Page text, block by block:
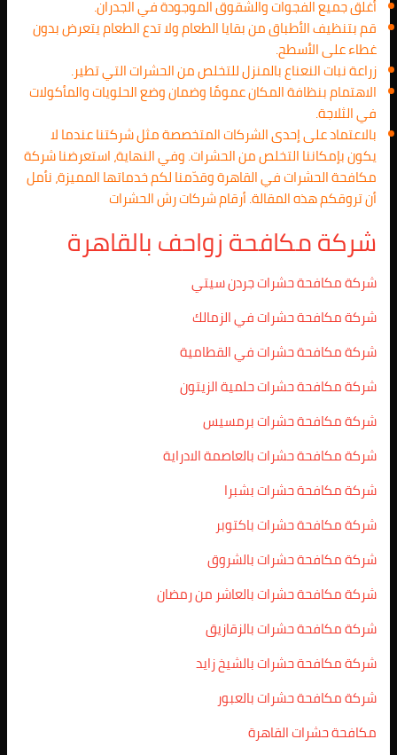
أغلق جميع الفجوات والشقوق الموجودة في الجدران.
قم بتنظيف الأطباق من بقايا الطعام ولا تدع الطعام يتعرض بدون
غطاء على الأسطح.
زراعة نبات النعناع بالمنزل للتخلص من الحشرات التي تطير.
الاهتمام بنظافة المكان عمومًا وضمان وضع الحلويات والمأكولات
في الثلاجة.
بالاعتماد على إحدى الشركات المتخصصة مثل شركتنا عندما لا
يكون بإمكاننا التخلص من الحشرات. وفي النهاية، استعرضنا شركة
مكافحة الحشرات في القاهرة وقدّمنا لكم خدماتها المميزة، نأمل
أن تروقكم هذه المقالة. أرقام شركات رش الحشرات
شركة مكافحة زواحف بالقاهرة
شركة مكافحة حشرات جردن سيتي
شركة مكافحة حشرات في الزمالك
شركة مكافحة حشرات في القطامية
شركة مكافحة حشرات حلمية الزيتون
شركة مكافحة حشرات برمسيس
شركة مكافحة حشرات بالعاصمة الادراية
شركة مكافحة حشرات بشبرا
شركة مكافحة حشرات باكتوبر
شركة مكافحة حشرات بالشروق
شركة مكافحة حشرات بالعاشر من رمضان
شركة مكافحة حشرات بالزقازيق
شركة مكافحة حشرات بالشيخ زايد
شركة مكافحة حشرات بالعبور
مكافحة حشرات القاهرة